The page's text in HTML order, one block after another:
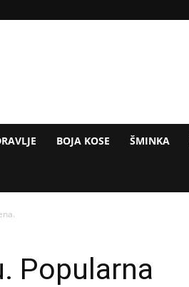
BOJA KOSE ŠMINKA
Popularna